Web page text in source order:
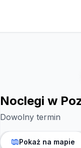
Noclegi w
Dowolny termin
Pokaż na mapie